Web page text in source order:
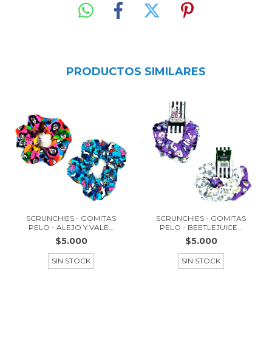
PRODUCTOS SIMILARES
SCRUNCHIES - GOMITAS
PELO - ALEJO Y VALE...
$5.000
SIN STOCK
SCRUNCHIES - GOMITAS
PELO - BEETLEJUICE...
$5.000
SIN STOCK